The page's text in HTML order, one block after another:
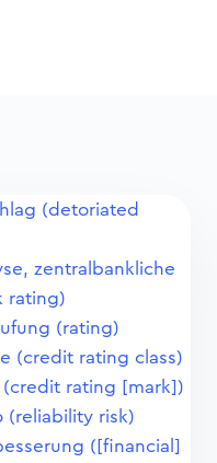
(detoriated
zentralbankliche
rating)
(rating)
(credit rating class)
(credit rating [mark])
(reliability risk)
([financial]